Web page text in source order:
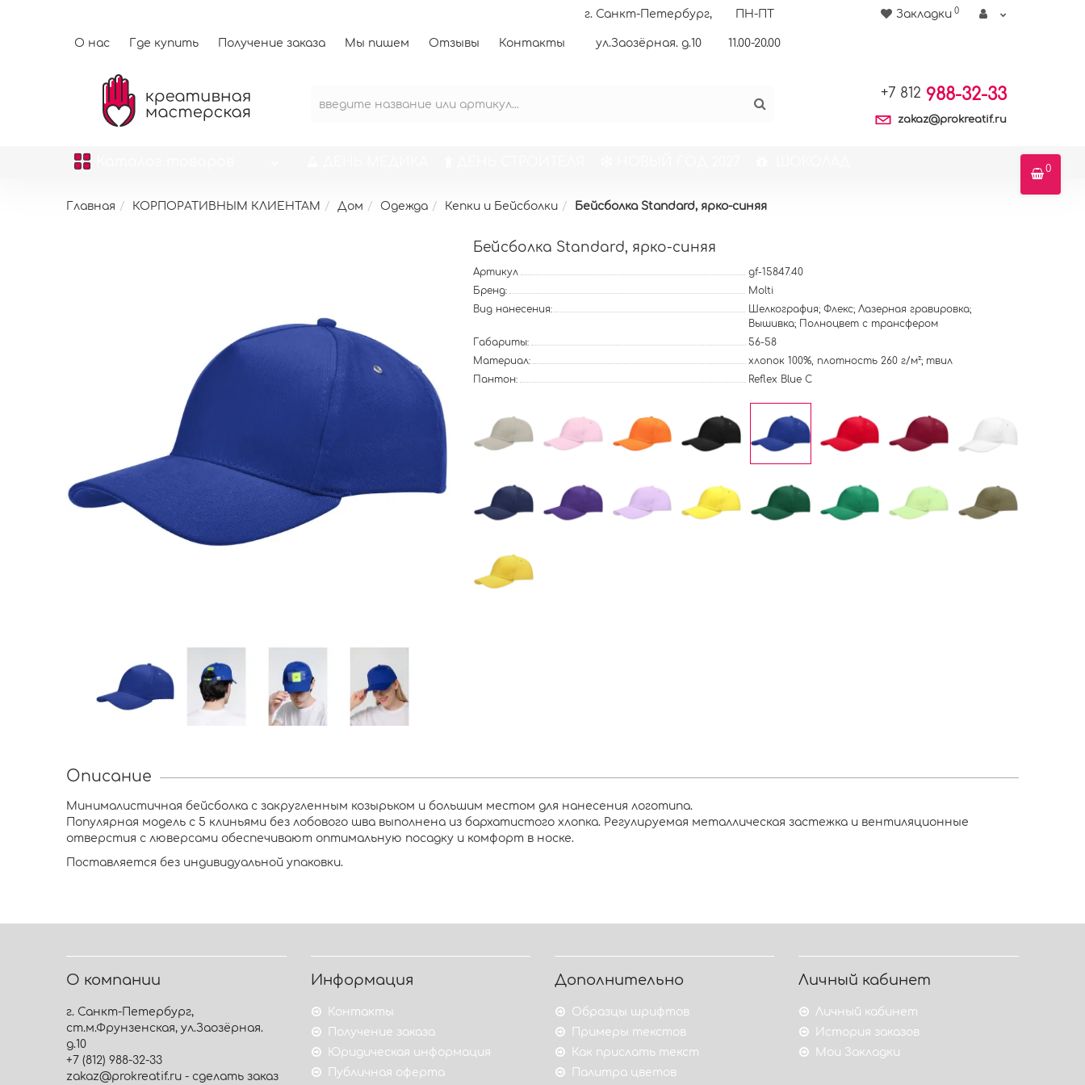
О нас Где купить Получение заказа Мы пишем Отзывы Контакты
г. Санкт-Петербург,
ул.Заозёрная. д.10
ПН-ПТ
11.00-20.00
Закладки 0
+7 812 988-32-33
zakaz@prokreatif.ru
0
Главная КОРПОРАТИВНЫМ КЛИЕНТАМ Дом Одежда Кепки и Бейсболки Бейсболка Standard, ярко-синяя
Бейсболка Standard, ярко-синяя
Артикул
gf-15847.40
Бренд:
Molti
Вид нанесения:
Шелкография; Флекс; Лазерная гравировка;
Вышивка; Полноцвет с трансфером
Габариты:
56-58
Материал:
хлопок 100%, плотность 260 г/м²; твил
Пантон:
Reflex Blue C
Описание
Минималистичная бейсболка с закругленным козырьком и большим местом для нанесения логотипа.
Популярная модель с 5 клиньями без лобового шва выполнена из бархатистого хлопка. Регулируемая металлическая застежка и вентиляционные
отверстия с люверсами обеспечивают оптимальную посадку и комфорт в носке.
Поставляется без индивидуальной упаковки.
О компании
г. Санкт-Петербург,
ст.м.Фрунзенская, ул.Заозёрная.
д.10
+7 (812) 988-32-33
zakaz@prokreatif.ru - сделать заказ
Информация
Контакты
Получение заказа
Юридическая информация
Публичная оферта
Дополнительно
Образцы шрифтов
Примеры текстов
Как прислать текст
Палитра цветов
Личный кабинет
Личный кабинет
История заказов
Мои Закладки